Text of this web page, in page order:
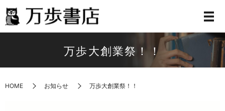
万歩大創業祭！！
HOME お知らせ 万歩大創業祭！！